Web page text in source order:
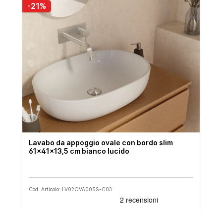
-21%
Lavabo da appoggio ovale con bordo slim
61x41x13,5 cm bianco lucido
Cod. Articolo: LV02OVA005S-C03